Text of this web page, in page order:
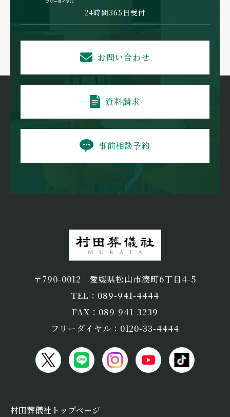
24時間365日受付
お問い合わせ
資料請求
事前相談予約
〒790-0012 愛媛県松山市湊町6丁目4-5
TEL：089-941-4444
FAX：089-941-3239
フリーダイヤル：0120-33-4444
村田葬儀社トップページ